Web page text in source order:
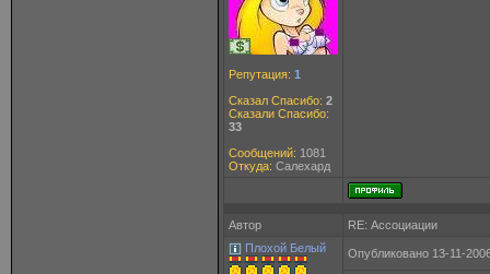
Репутация: 1
Сказал Спасибо: 2
Сказали Спасибо:
33
Сообщений: 1081
Откуда: Салехард
Автор
RE: Ассоциации
Плохой Белый
Опубликовано 13-11-